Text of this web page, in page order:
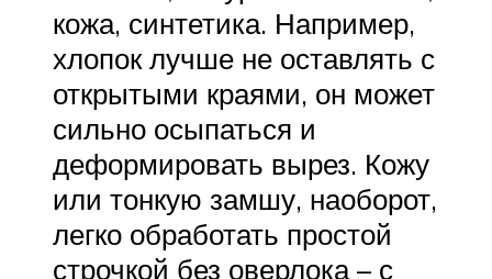
кожа, синтетика. Например,
хлопок лучше не оставлять с
открытыми краями, он может
сильно осыпаться и
деформировать вырез. Кожу
или тонкую замшу, наоборот,
легко обработать простой
строчкой без оверлока – с